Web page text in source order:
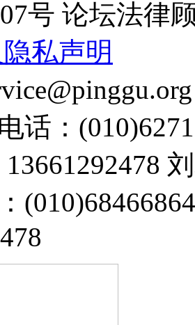
号 论坛法律
私声明
话：
13661292478